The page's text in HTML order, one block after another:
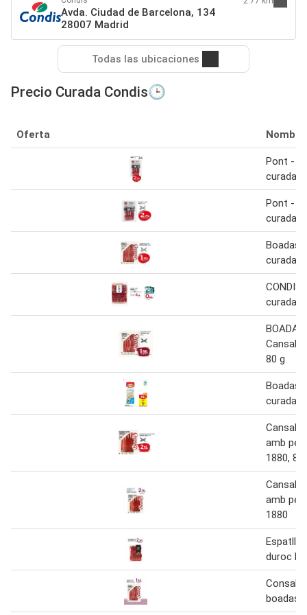
Avda. Ciudad de Barcelona, 134
28007 Madrid
Todas las ubicaciones
Precio Curada Condis🕒
Oferta Nombre
Pont -
curada
Pont -
curada
Boadas
curada
CONDIS
curada
80 g
Boadas
curada
amb
1880, 80
amb
1880
Espatlla
duroc
boadas